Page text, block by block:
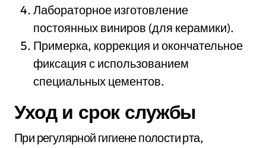
Лабораторное изготовление
постоянных виниров (для керамики).
Примерка, коррекция и окончательное
фиксация с использованием
специальных цементов.
Уход и срок службы
При регулярной гигиене полости рта,